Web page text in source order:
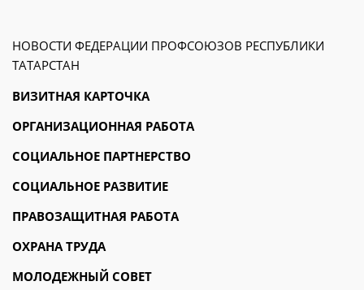
НОВОСТИ ФЕДЕРАЦИИ ПРОФСОЮЗОВ РЕСПУБЛИКИ
ТАТАРСТАН
ВИЗИТНАЯ КАРТОЧКА
ОРГАНИЗАЦИОННАЯ РАБОТА
СОЦИАЛЬНОЕ ПАРТНЕРСТВО
СОЦИАЛЬНОЕ РАЗВИТИЕ
ПРАВОЗАЩИТНАЯ РАБОТА
ОХРАНА ТРУДА
МОЛОДЕЖНЫЙ СОВЕТ